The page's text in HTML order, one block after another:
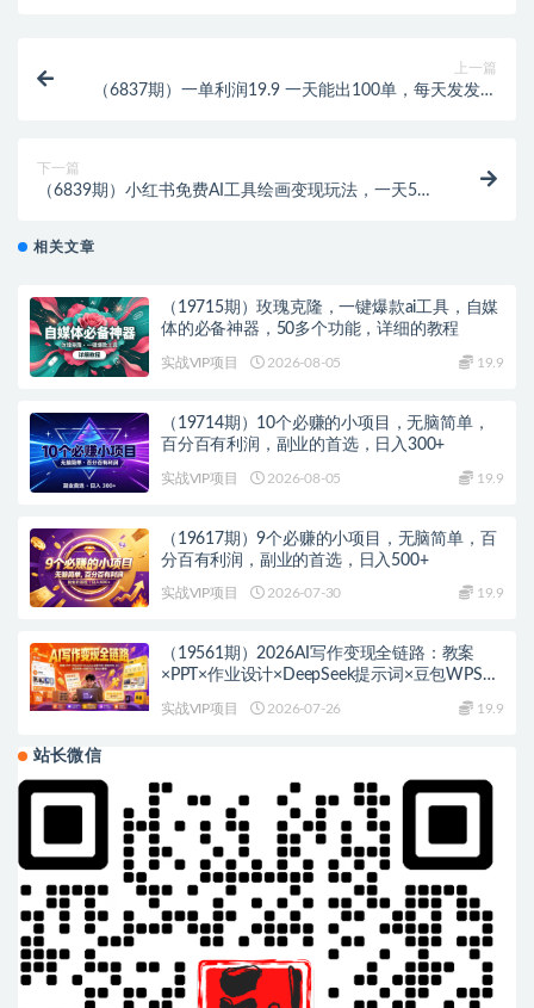
上一篇
（6837期）一单利润19.9 一天能出100单，每天发发图
下一篇
（6839期）小红书免费AI工具绘画变现玩法，一天5分
相关文章
（19715期）玫瑰克隆，一键爆款ai工具，自媒
体的必备神器，50多个功能，详细的教程
实战VIP项目 2026-08-05 19.9
（19714期）10个必赚的小项目，无脑简单，
百分百有利润，副业的首选，日入300+
实战VIP项目 2026-08-05 19.9
（19617期）9个必赚的小项目，无脑简单，百
分百有利润，副业的首选，日入500+
实战VIP项目 2026-07-30 19.9
（19561期）2026AI写作变现全链路：教案
×PPT×作业设计×DeepSeek提示词×豆包WPS
实战VIP项目 2026-07-26 19.9
站长微信